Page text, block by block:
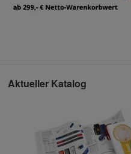
Aktueller Katalog